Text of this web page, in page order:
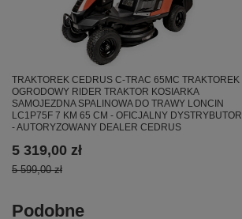
TRAKTOREK CEDRUS C-TRAC 65MC TRAKTOREK
OGRODOWY RIDER TRAKTOR KOSIARKA
SAMOJEZDNA SPALINOWA DO TRAWY LONCIN
LC1P75F 7 KM 65 CM - OFICJALNY DYSTRYBUTOR
- AUTORYZOWANY DEALER CEDRUS
5 319,00 zł
5 599,00 zł
Podobne